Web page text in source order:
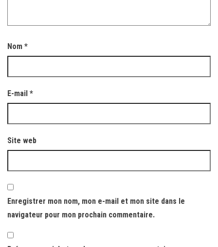
Nom *
E-mail *
Site web
Enregistrer mon nom, mon e-mail et mon site dans le
navigateur pour mon prochain commentaire.